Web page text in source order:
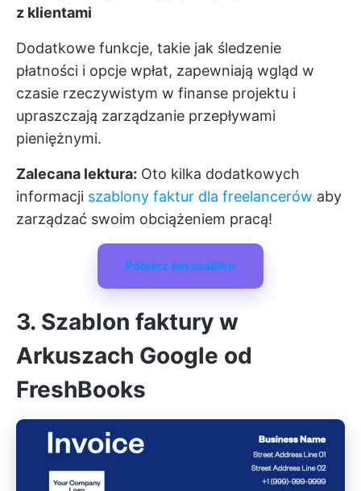
z klientami
Dodatkowe funkcje, takie jak śledzenie
płatności i opcje wpłat, zapewniają wgląd w
czasie rzeczywistym w finanse projektu i
upraszczają zarządzanie przepływami
pieniężnymi.
Zalecana lektura: Oto kilka dodatkowych
informacji szablony faktur dla freelancerów aby
zarządzać swoim obciążeniem pracą!
Pobierz ten szablon
3. Szablon faktury w
Arkuszach Google od
FreshBooks